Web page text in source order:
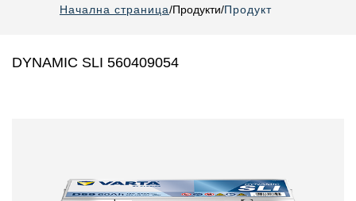
Начална страница Продукти Продукт
DYNAMIC SLI 560409054